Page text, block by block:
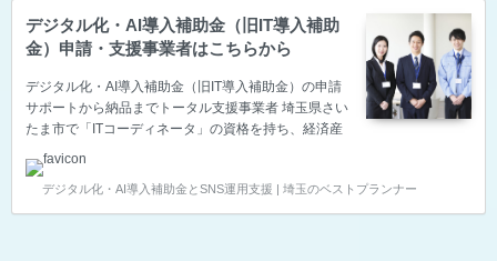
デジタル化・AI導入補助金（旧IT導入補助
金）申請・支援事業者はこちらから
デジタル化・AI導入補助金（旧IT導入補助金）の申請
サポートから納品までトータル支援事業者 埼玉県さい
たま市で「ITコーディネータ」の資格を持ち、経済産
るベストプランナー合同会社は、中小企業の生産性向
上をITで叶えるため、デジタル化・AI導入補助金（旧
IT導入補助金）の申請サポート～納品～報告までのト
デジタル化・AI導入補助金とSNS運用支援 | 埼玉のベストプランナー